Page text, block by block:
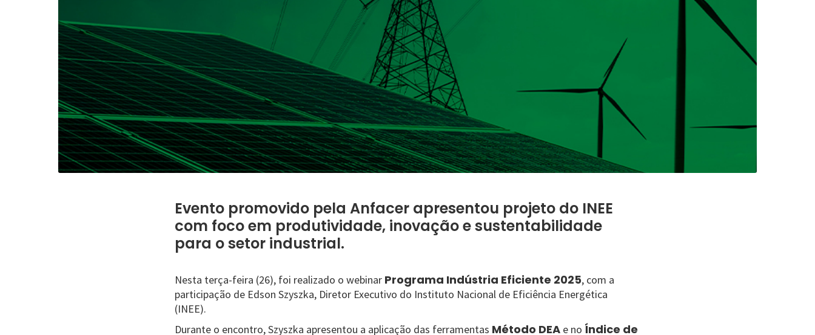
Evento promovido pela Anfacer apresentou projeto do INEE
com foco em produtividade, inovação e sustentabilidade
para o setor industrial.
Nesta terça-feira (26), foi realizado o webinar Programa Indústria Eficiente 2025, com a
participação de Edson Szyszka, Diretor Executivo do Instituto Nacional de Eficiência Energética
(INEE).
Durante o encontro, Szyszka apresentou a aplicação das ferramentas Método DEA e no Índice de